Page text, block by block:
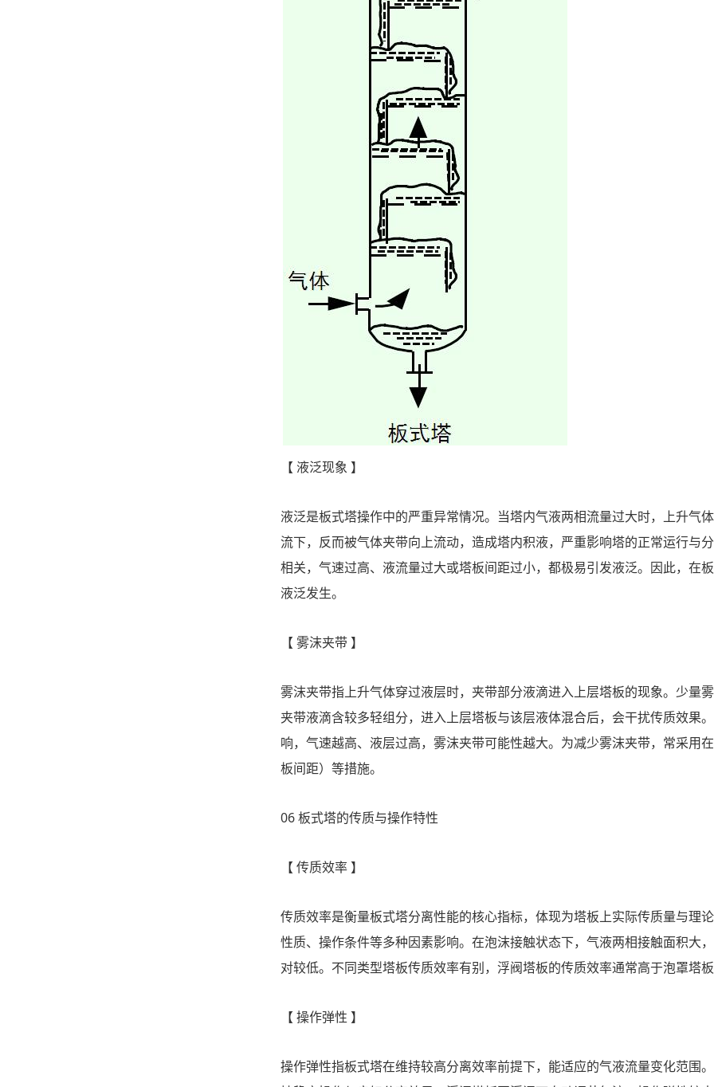
【 液泛现象 】
液泛是板式塔操作中的严重异常情况。当塔内气液两相流量过大时，上升气
流下，反而被气体夹带向上流动，造成塔内积液，严重影响塔的正常运行与
相关，气速过高、液流量过大或塔板间距过小，都极易引发液泛。因此，在
液泛发生。
【雾沫夹带】
雾沫夹带指上升气体穿过液层时，夹带部分液滴进入上层塔板的现象。少量
夹带液滴含较多轻组分，进入上层塔板与该层液体混合后，会干扰传质效果
响，气速越高、液层过高，雾沫夹带可能性越大。为减少雾沫夹带，常采用
板间距）等措施。
06 板式塔的传质与操作特性
【传质效率】
传质效率是衡量板式塔分离性能的核心指标，体现为塔板上实际传质量与理
性质、操作条件等多种因素影响。在泡沫接触状态下，气液两相接触面积大
对较低。不同类型塔板传质效率有别，浮阀塔板的传质效率通常高于泡罩塔
【操作弹性 】
操作弹性指板式塔在维持较高分离效率前提下，能适应的气液流量变化范围